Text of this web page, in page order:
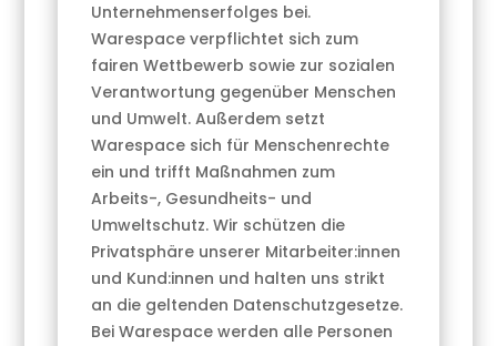
Unternehmenserfolges bei.
Warespace verpflichtet sich zum
fairen Wettbewerb sowie zur sozialen
Verantwortung gegenüber Menschen
und Umwelt. Außerdem setzt
Warespace sich für Menschenrechte
ein und trifft Maßnahmen zum
Arbeits-, Gesundheits- und
Umweltschutz. Wir schützen die
Privatsphäre unserer Mitarbeiter:innen
und Kund:innen und halten uns strikt
an die geltenden Datenschutzgesetze.
Bei Warespace werden alle Personen